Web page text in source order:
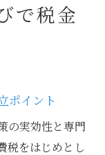
図る方法
務所選定基
の基本実務
力の注意点
で税金
ポイント
の実効性と専門
税をはじめとし